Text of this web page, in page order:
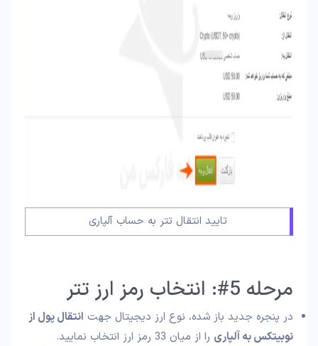
تایید انتقال تتر به حساب آلپاری
مرحله 5#: انتخاب رمز ارز تتر
در پنجره جدید باز شده، نوع ارز دیجیتال جهت انتقال پول از
نوبیتکس به آلپاری را از میان 33 رمز ارز انتخاب نمایید.